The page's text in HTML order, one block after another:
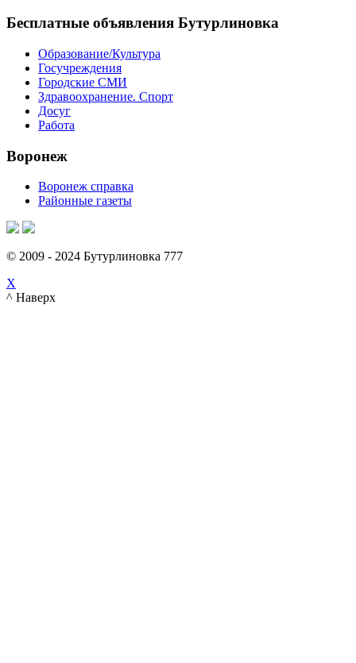
Бесплатные объявления Бутурлиновка
Образование/Культура
Госучреждения
Городские СМИ
Здравоохранение. Спорт
Досуг
Работа
Воронеж
Воронеж справка
Районные газеты
© 2009 - 2024 Бутурлиновка 777
X
^ Наверх